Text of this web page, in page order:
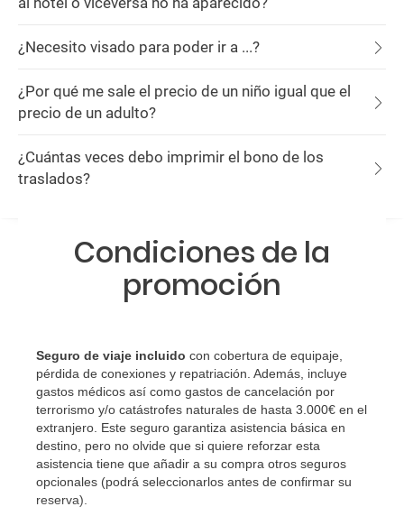
¿Necesito visado para poder ir a ...?
¿Por qué me sale el precio de un niño igual que el
precio de un adulto?
¿Cuántas veces debo imprimir el bono de los
traslados?
Condiciones de la
promoción
Seguro de viaje incluido con cobertura de equipaje,
pérdida de conexiones y repatriación. Además, incluye
gastos médicos así como gastos de cancelación por
terrorismo y/o catástrofes naturales de hasta 3.000€ en el
extranjero. Este seguro garantiza asistencia básica en
destino, pero no olvide que si quiere reforzar esta
asistencia tiene que añadir a su compra otros seguros
opcionales (podrá seleccionarlos antes de confirmar su
reserva)